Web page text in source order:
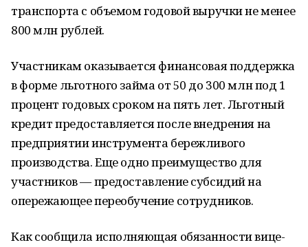
транспорта с объемом годовой выручки не менее
800 млн рублей.
Участникам оказывается финансовая поддержка
в форме льготного займа от 50 до 300 млн под 1
процент годовых сроком на пять лет. Льготный
кредит предоставляется после внедрения на
предприятии инструмента бережливого
производства. Еще одно преимущество для
участников — предоставление субсидий на
опережающее переобучение сотрудников.
Как сообщила исполняющая обязанности вице-